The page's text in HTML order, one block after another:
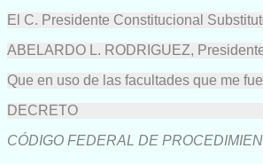
El C. Presidente Constitucional
ABELARDO L. RODRIGUEZ,
Que en uso de las facultades que me
DECRETO
CÓDIGO FEDERAL DE